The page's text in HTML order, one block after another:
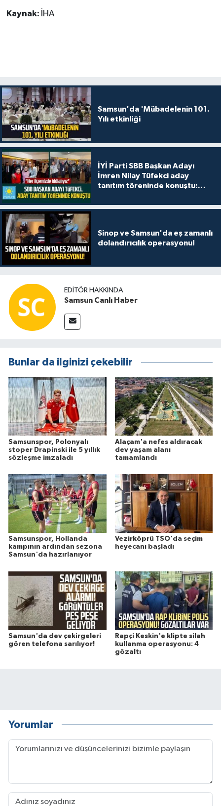
Kaynak: İHA
Samsun'da 'Mübadelenin 101.
Yılı etkinliği
İYİ Parti SBB Başkan Adayı
İmren Nilay Tüfekci aday
tanıtım töreninde konuştu:
Sinop ve Samsun'da eş zamanlı
dolandırıcılık operasyonu!
EDITÖR HAKKINDA
Samsun Canlı Haber
Bunlar da ilginizi çekebilir
Samsunspor, Polonyalı
stoper Drapinski ile 5 yıllık
sözleşme imzaladı
Alaçam'a nefes aldıracak
dev yaşam alanı
tamamlandı
Samsunspor, Hollanda
kampının ardından sezona
Samsun'da hazırlanıyor
Vezirköprü TSO'da seçim
heyecanı başladı
Samsun'da dev çekirgeleri
gören telefona sarılıyor!
Rapçi Keskin'e klipte silah
kullanma operasyonu: 4
gözaltı
Yorumlar